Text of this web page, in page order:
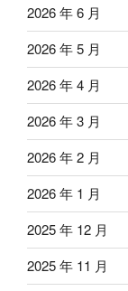
2026 年 6 月
2026 年 5 月
2026 年 4 月
2026 年 3 月
2026 年 2 月
2026 年 1 月
2025 年 12 月
2025 年 11 月